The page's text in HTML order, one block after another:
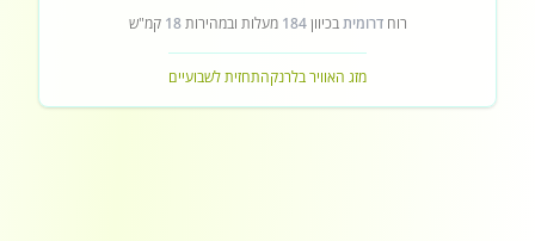
רוחדרומיתבכיוון184 מעלות ובמהירות18 קמ"ש
מזג האוויר בלרנקהתחזית לשבועיים